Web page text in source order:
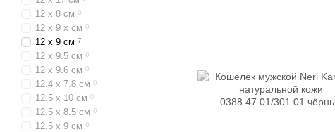
12 x 8 см 0
12 x 9 x см 0
12 x 9 см 7
12 x 9.5 см 0
12 x 9.6 см 0
12.4 x 7.8 см 0
12.5 x 10 см 0
12.5 x 8.5 см 0
12.5 x 9 см 0